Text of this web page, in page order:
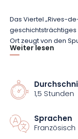
Das Viertel „Rives-
geschichtsträchtiges
Ort zeugt von den
außergewöhnliche
Begleitet von einem
immensen Reichtum
Moulins“, die
Weiter lesen
1,5 Stunden
Sprachen
Französisch